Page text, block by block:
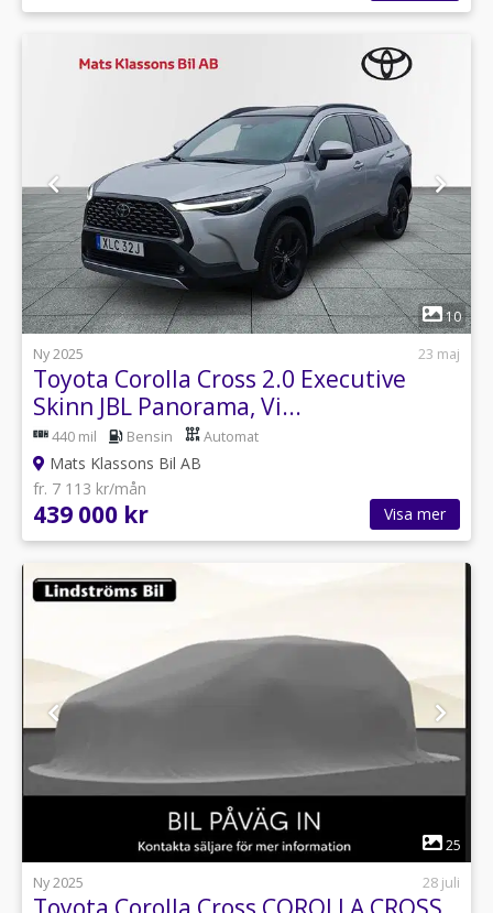
1
10
Ny 2025
23 maj
Toyota Corolla Cross 2.0 Executive
Skinn JBL Panorama, Vi...
440 mil Bensin Automat
Mats Klassons Bil AB
fr. 7 113 kr/mån
439 000 kr Visa mer
1
25
Ny 2025
28 juli